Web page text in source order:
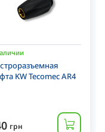
KW Tecomec AR4
грн